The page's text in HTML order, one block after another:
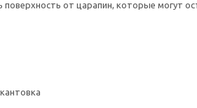
от царапин, которые могут